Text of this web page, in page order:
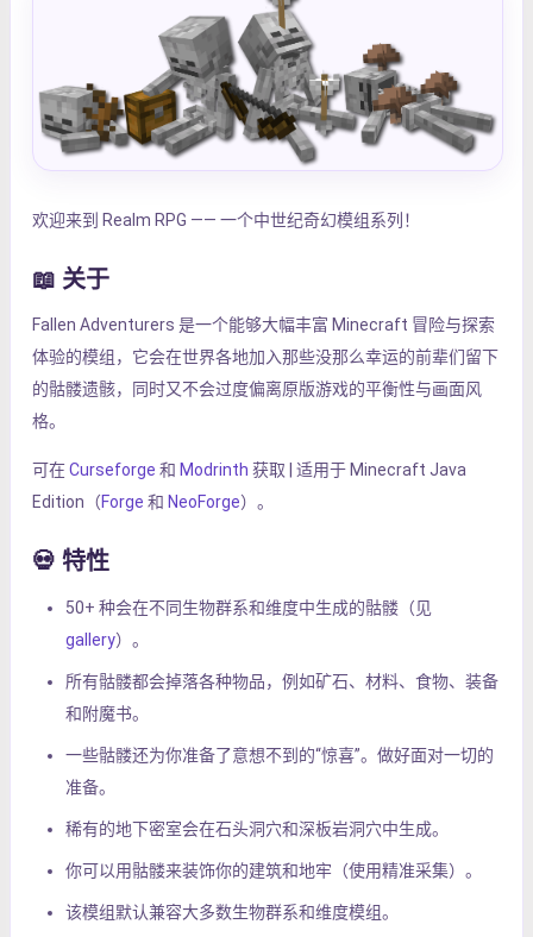
欢迎来到 Realm RPG —— 一个中世纪奇幻模组系列！
📖 关于
Fallen Adventurers 是一个能够大幅丰富 Minecraft 冒险与探索
体验的模组，它会在世界各地加入那些没那么幸运的前辈们留下
的骷髅遗骸，同时又不会过度偏离原版游戏的平衡性与画面风
格。
可在Curseforge 和 Modrinth 获取 | 适用于 Minecraft Java
Edition（Forge 和 NeoForge）。
💀 特性
50+ 种会在不同生物群系和维度中生成的骷髅（见
gallery）。
所有骷髅都会掉落各种物品，例如矿石、材料、食物、装备
和附魔书。
一些骷髅还为你准备了意想不到的“惊喜”。做好面对一切的
准备。
稀有的地下密室会在石头洞穴和深板岩洞穴中生成。
你可以用骷髅来装饰你的建筑和地牢（使用精准采集）。
该模组默认兼容大多数生物群系和维度模组。